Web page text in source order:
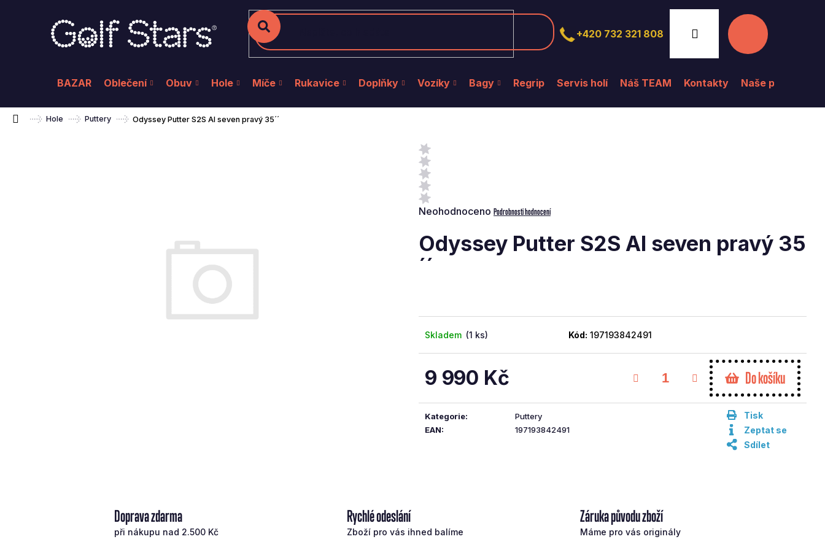
Hledat
BAZAR Oblečení Obuv Hole Míče Rukavice Doplňky Vozíky Bagy Regrip Servis holí Náš TEAM Kontakty Naše prodejna
+420 732 321 808 Přihlášení Nákupní
Domů Hole Puttery Odyssey Putter S2S AI seven pravý 35´´
Průměrné
je
0,0
Neohodnoceno Podrobnosti hodnocení
Odyssey Putter S2S AI seven pravý 35
´´
Skladem (1 ks) Kód: 197193842491
9 990 Kč
cena:
Do košíku
Kategorie:
Puttery
EAN: 197193842491
Tisk
Zeptat se
Sdílet
Doprava zdarma
při nákupu nad 2.500 Kč
Rychlé odeslání
Zboží pro vás ihned balíme
Záruka původu zboží
Máme pro vás originály
Zpětdo
obchodu
Zpětdo
obchodu